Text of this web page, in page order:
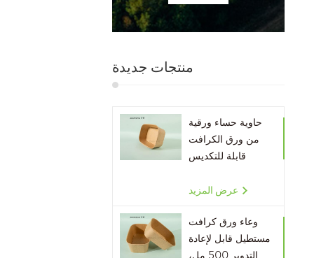
منتجات جديدة
حاوية حساء ورقية
من ورق الكرافت
قابلة للتكديس
عرض المزيد
وعاء ورق كرافت
مستطيل قابل لإعادة